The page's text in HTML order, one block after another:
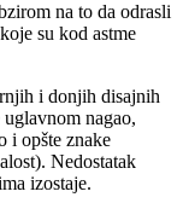
na to da odrasli
su kod astme
i donjih disajnih
nagao,
i opšte znake
Nedostatak
izostaje.